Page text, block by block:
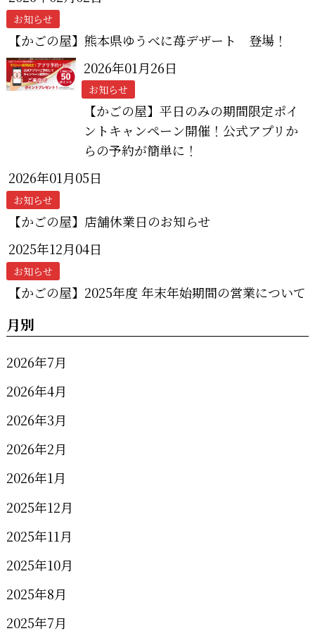
お知らせ
【かごの屋】熊本県ゆうべに苺デザート 登場！
2026年01月26日
お知らせ
【かごの屋】平日のみの期間限定ポイ
ントキャンペーン開催！公式アプリか
らの予約が簡単に！
2026年01月05日
お知らせ
【かごの屋】店舗休業日のお知らせ
2025年12月04日
お知らせ
【かごの屋】2025年度 年末年始期間の営業について
月別
2026年7月
2026年4月
2026年3月
2026年2月
2026年1月
2025年12月
2025年11月
2025年10月
2025年8月
2025年7月